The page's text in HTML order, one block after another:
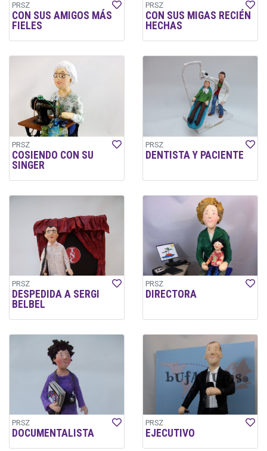
PRSZ
CON SUS AMIGOS MÁS
FIELES
PRSZ
CON SUS MIGAS RECIÉN
HECHAS
PRSZ
COSIENDO CON SU
SINGER
PRSZ
DENTISTA Y PACIENTE
PRSZ
DESPEDIDA A SERGI
BELBEL
PRSZ
DIRECTORA
PRSZ
DOCUMENTALISTA
PRSZ
EJECUTIVO